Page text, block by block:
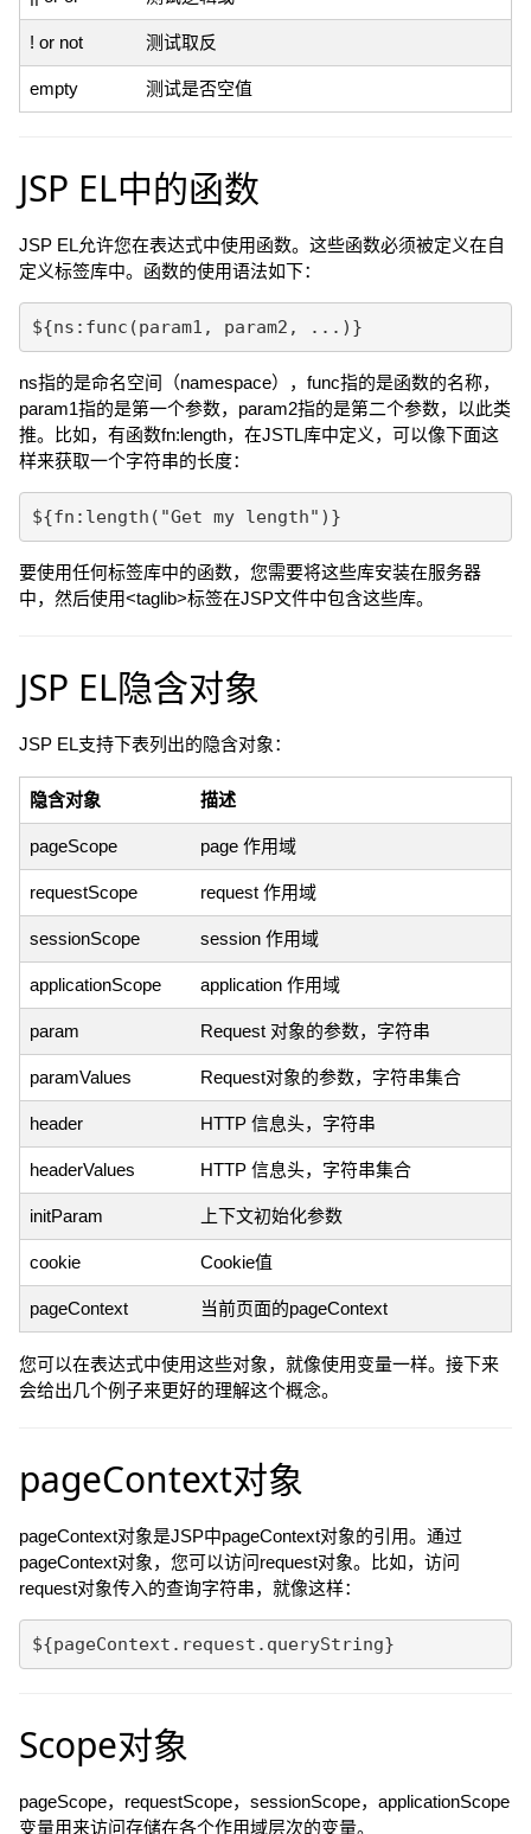
! or not 测试取反
empty 测试是否空值
JSP EL中的函数
JSP EL允许您在表达式中使用函数。这些函数必须被定义在自
定义标签库中。函数的使用语法如下：
ns指的是命名空间（namespace），func指的是函数的名称，
param1指的是第一个参数，param2指的是第二个参数，以此类
推。比如，有函数fn:length，在JSTL库中定义，可以像下面这
样来获取一个字符串的长度：
要使用任何标签库中的函数，您需要将这些库安装在服务器
中，然后使用<taglib>标签在JSP文件中包含这些库。
JSP EL隐含对象
JSP EL支持下表列出的隐含对象：
隐含对象 描述
pageScope page 作用域
requestScope request 作用域
sessionScope session 作用域
applicationScope application 作用域
param Request 对象的参数，字符串
paramValues Request对象的参数，字符串集合
header HTTP 信息头，字符串
headerValues HTTP 信息头，字符串集合
initParam 上下文初始化参数
cookie Cookie值
pageContext 当前页面的pageContext
您可以在表达式中使用这些对象，就像使用变量一样。接下来
会给出几个例子来更好的理解这个概念。
pageContext对象
pageContext对象是JSP中pageContext对象的引用。通过
pageContext对象，您可以访问request对象。比如，访问
request对象传入的查询字符串，就像这样：
Scope对象
pageScope，requestScope，sessionScope，applicationScope
变量用来访问存储在各个作用域层次的变量。